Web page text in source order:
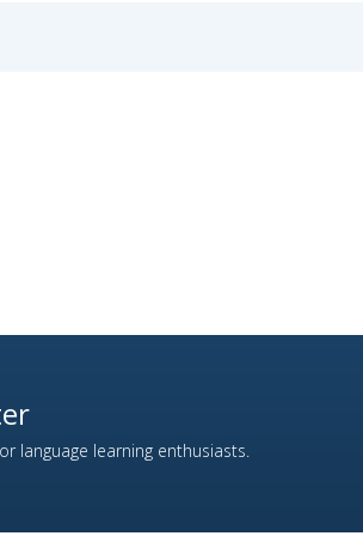
language learning enthusiasts.